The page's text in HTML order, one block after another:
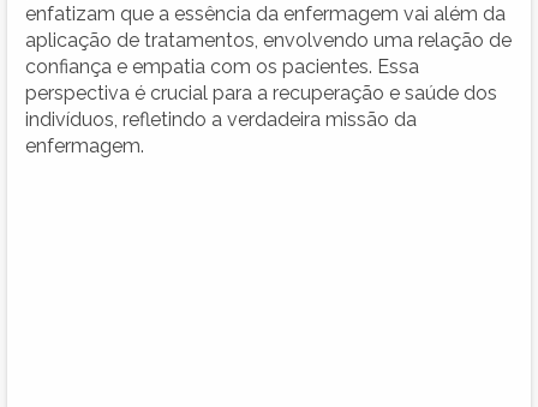
enfatizam que a essência da enfermagem vai além da
aplicação de tratamentos, envolvendo uma relação de
confiança e empatia com os pacientes. Essa
perspectiva é crucial para a recuperação e saúde dos
indivíduos, refletindo a verdadeira missão da
enfermagem.